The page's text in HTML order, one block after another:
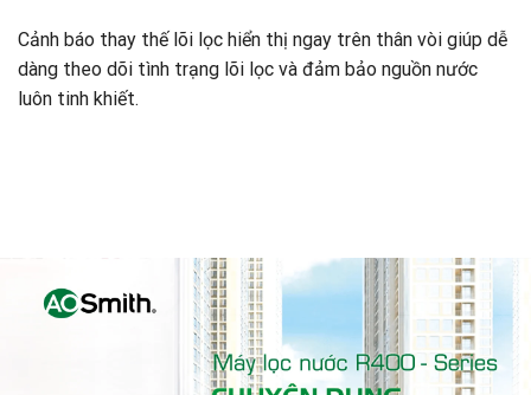
Cảnh báo thay thế lõi lọc hiển thị ngay trên thân vòi giúp dễ
dàng theo dõi tình trạng lõi lọc và đảm bảo nguồn nước
luôn tinh khiết.